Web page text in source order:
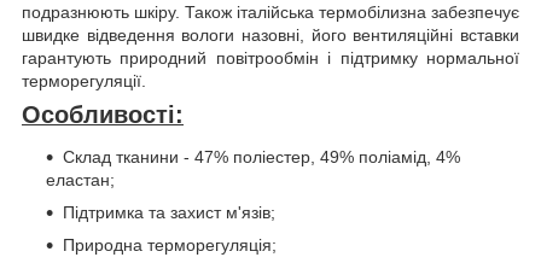
подразнюють шкіру. Також італійська термобілизна забезпечує
швидке відведення вологи назовні, його вентиляційні вставки
гарантують природний повітрообмін і підтримку нормальної
терморегуляції.
Особливості:
Склад тканини - 47% поліестер, 49% поліамід, 4%
еластан;
Підтримка та захист м'язів;
Природна терморегуляція;